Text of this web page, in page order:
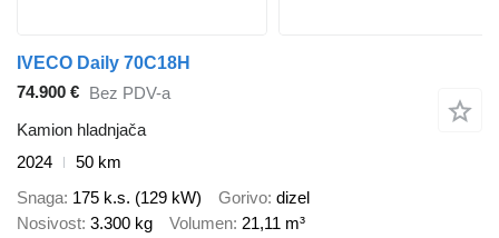
IVECO Daily 70C18H
74.900 € Bez PDV-a
Kamion hladnjača
2024
50 km
Snaga 175 k.s. (129 kW) Gorivo dizel
Nosivost 3.300 kg Volumen 21,11 m³